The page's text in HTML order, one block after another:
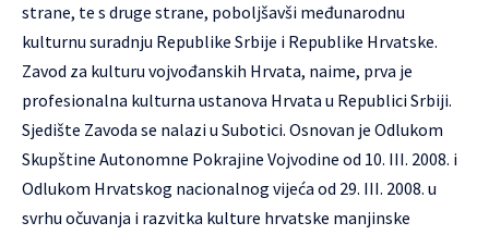
strane, te s druge strane, poboljšavši međunarodnu
kulturnu suradnju Republike Srbije i Republike Hrvatske.
Zavod za kulturu vojvođanskih Hrvata, naime, prva je
profesionalna kulturna ustanova Hrvata u Republici Srbiji.
Sjedište Zavoda se nalazi u Subotici. Osnovan je Odlukom
Skupštine Autonomne Pokrajine Vojvodine od 10. III. 2008. i
Odlukom Hrvatskog nacionalnog vijeća od 29. III. 2008. u
svrhu očuvanja i razvitka kulture hrvatske manjinske